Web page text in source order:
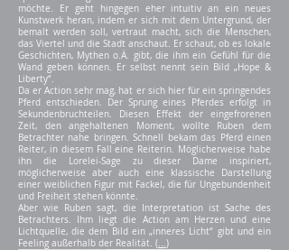
möchte. Er geht hingegen eher intuitiv an ein neues
Kunstwerk heran, indem er sich mit dem Untergrund, der
bemalt werden soll, vertraut macht, sich die Menschen,
das Viertel und die Stadt anschaut. Er schaut, ob es lokale
Geschichten, Mythen o.Ä. gibt, die ihm ein Gefühl für die
Wand geben können. Er selbst nennt sein Bild „Hope &
Liberty“.
Da er Action sehr mag, hat er sich hier für ein springendes
Pferd entschieden. Der Sprung eines Pferdes erfolgt in
Sekundenbruchteilen. Diesen Effekt der eingefrorenen
Zeit, den angehaltenen Moment, wollte Ruben dem
Betrachter nahe bringen. Schnell bekam das Pferd einen
Reiter, in diesem Fall eine Reiterin. Möglicherweise habe
ihn die Lorelei-Sage zu dieser Dame inspiriert,
möglicherweise aber auch eine klassische Darstellung
einer weiblichen Figur mit Fackel, die für Ungebundenheit
und Freiheit stehen könnte.
Aber wie Ruben sagt, die Interpretation ist Sache des
Betrachters. Ihm liegt die Action am Herzen und eine
Lichtquelle, die dem Bild ein „inneres Licht“ gibt und ein
Feeling außerhalb der Realität. (
)